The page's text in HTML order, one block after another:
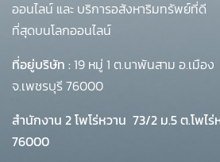
ออนไลน์ และ บริการอสังหาริมทรัพย์ที่ดี
ที่สุดบนโลกออนไลน์
ที่อยู่บริษัท : 19 หมู่ 1 ต.นาพันสาม อ.เมือง
จ.เพชรบุรี 76000
สำนักงาน 2 โพโร่หวาน 73/2 ม.5 ต.โพไ
76000